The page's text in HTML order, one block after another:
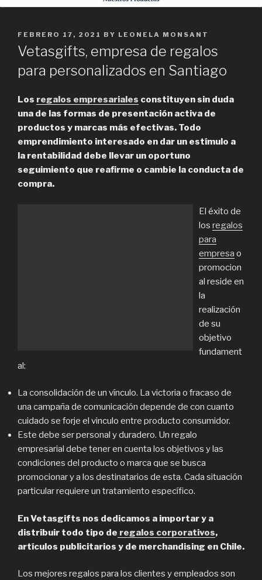
POSTED
ON
FEBRERO 17, 2021 BY LEONELA MONSANT
Vetasgifts, empresa de regalos
para personalizados en Santiago
Los regalos empresariales constituyen sin duda
una de las formas de presentación activa de
productos y marcas más efectivas. Todo
emprendimiento interesado en dar un estímulo a
la rentabilidad debe llevar un oportuno
seguimiento que reafirme o cambie la conducta de
compra.
El éxito de
los regalos
para
empresa o
promocion
al reside en
la
realización
de su
objetivo
fundament
al:
La consolidación de un vínculo. La victoria o fracaso de
una campaña de comunicación depende de con cuanto
cuidado se forje el vinculo entre producto consumidor.
Este debe ser personal y duradero. Un regalo
empresarial debe tener en cuenta los objetivos y las
condiciones del producto o marca que se busca
promocionar y a los destinatarios de esta. Cada situación
particular requiere un tratamiento específico.
En Vetasgifts nos dedicamos a importar y a
distribuir todo tipo de regalos corporativos,
artículos publicitarios y de merchandising en Chile.
Los mejores regalos para los clientes y empleados son